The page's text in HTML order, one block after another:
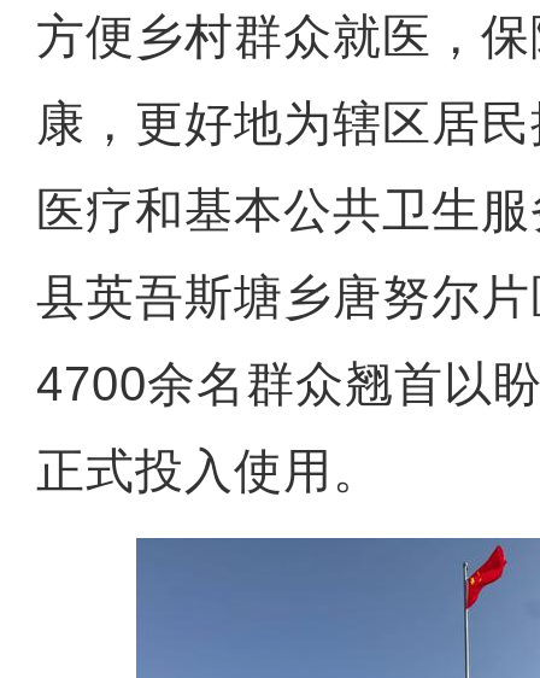
方便乡村群众就医，
康，更好地为辖区居
医疗和基本公共卫生
县英吾斯塘乡唐努尔
4700余名群众翘首以
正式投入使用。